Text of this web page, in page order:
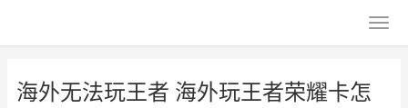
海外无法玩王者 海外玩王者荣耀卡怎